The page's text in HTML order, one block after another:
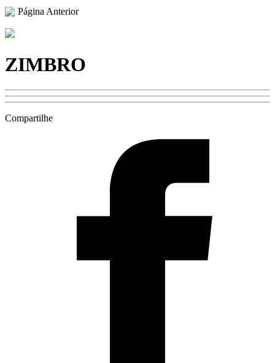
Página Anterior
ZIMBRO
Compartilhe